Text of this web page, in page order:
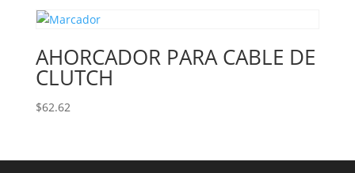
AHORCADOR PARA CABLE DE
CLUTCH
$62.62